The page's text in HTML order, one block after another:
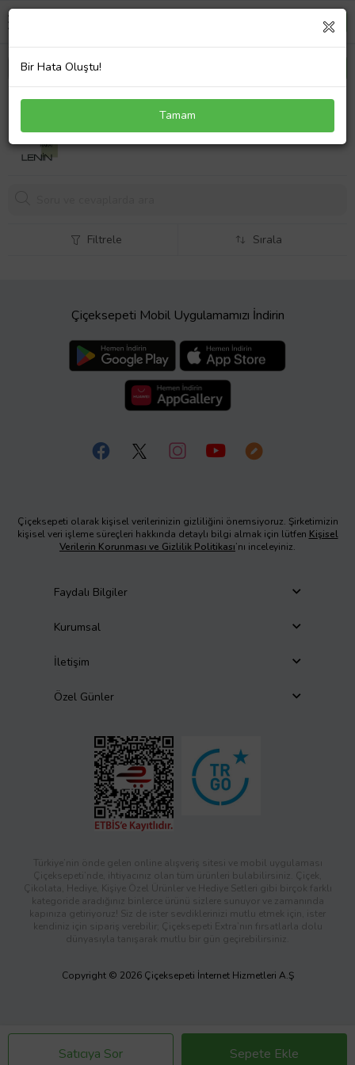
Ulusların Kendi Yazgılarını Belirleme Hakkı
315,00 TL
Satıcıya Sor Sepete Ekle
Filtrele Sırala
Çiçeksepeti Mobil Uygulamamızı İndirin
Çiçeksepeti olarak kişisel verilerinizin gizliliğini önemsiyoruz. Şirketimizin
kişisel veri işleme süreçleri hakkında detaylı bilgi almak için lütfen Kişisel
Verilerin Korunması ve Gizlilik Politikası’nı inceleyiniz.
Faydalı Bilgiler
Kurumsal
İletişim
Özel Günler
Türkiye’nin önde gelen online alışveriş sitesi ve mobil uygulaması
Çiçeksepeti’nde, ihtiyacınız olan tüm ürünleri bulabilirsiniz. Çiçek,
Çikolata, Hediye, Kişiye Özel Ürünler ve Hediye Setleri gibi birçok farklı
kategoride aradığınız binlerce ürünü sizlere sunuyor ve zamanında
kapınıza getiriyoruz! Siz de ister sevdiklerinizi mutlu etmek için, ister
kendiniz için sipariş verebilir; Çiçeksepeti Extra’nın fırsatlarla dolu
dünyasıyla tanışarak mutlu bir gün geçirebilirsiniz.
Copyright © 2026 Çiçeksepeti İnternet Hizmetleri A.Ş
Bir Hata Oluştu!
Tamam